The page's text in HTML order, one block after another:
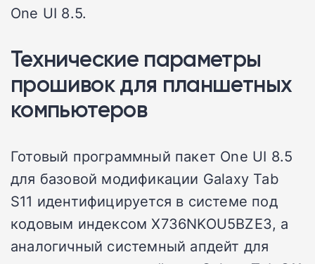
One UI 8.5.
Технические параметры
прошивок для планшетных
компьютеров
Готовый программный пакет One UI 8.5
для базовой модификации Galaxy Tab
S11 идентифицируется в системе под
кодовым индексом X736NKOU5BZE3, а
аналогичный системный апдейт для